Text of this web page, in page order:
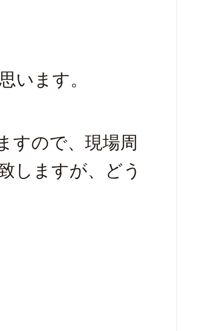
います。
すので、現場周
しますが、どう